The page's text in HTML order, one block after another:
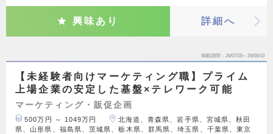
興味あり 詳細へ
掲載期間 26/07/28～26/08/10
【未経験者向けマーケティング職】プライム
上場企業の安定した基盤×テレワーク可能
マーケティング・販促企画
500万円 ～ 1049万円
北海道、青森県、岩手県、宮城県、秋田
県、山形県、福島県、茨城県、栃木県、群馬県、埼玉県、千葉県、東京